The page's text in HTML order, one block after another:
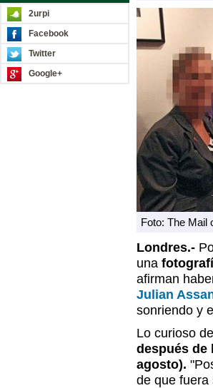
2urpi
Facebook
Twitter
Google+
Foto: The Mail
Londres.-
una
afirman
Julian
sonriendo y
Lo curioso
después de
agosto).
de que fuera